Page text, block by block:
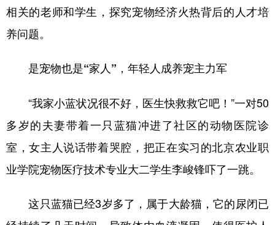
相关的老师和学生，探究宠物经济火热背后的人才培
养问题。
是宠物也是“家人”，年轻人成养宠主力军
“我家小蓝状况很不好，医生快救救它吧！”一对50
多岁的夫妻带着一只蓝猫冲进了社区的动物医院诊
室，女主人说话带着哭腔，把正在实习的北京农业职
业学院宠物医疗技术专业大二学生李峻锋吓了一跳。
这只蓝猫已经3岁多了，属于大龄猫，它的尿闭已